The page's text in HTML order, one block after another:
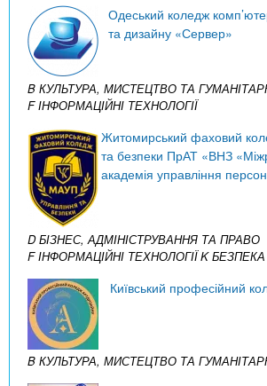
Одеський коледж
та дизайну «Сервер»
B КУЛЬТУРА, МИСТЕЦТВО ТА
F ІНФОРМАЦІЙНІ ТЕХНОЛОГІЇ
Житомирський фаховий
та безпеки ПрАТ «ВНЗ
академія управління
D БІЗНЕС, АДМІНІСТРУВАННЯ ТА ПРАВО
F ІНФОРМАЦІЙНІ ТЕХНОЛОГІЇK
Київський професійний
B КУЛЬТУРА, МИСТЕЦТВО ТА